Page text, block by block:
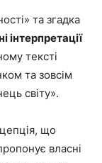
та згадка
інтерпретації
тексті
та зовсім
світу».
що
власні